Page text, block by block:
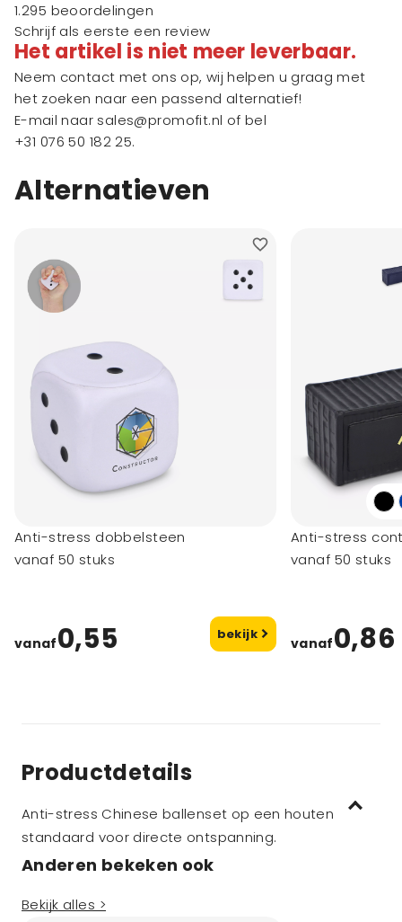
1.295 beoordelingen
Schrijf als eerste een review
Het artikel is niet meer leverbaar.
Neem contact met ons op, wij helpen u graag met
het zoeken naar een passend alternatief!
E-mail naar sales@promofit.nl of bel
+31 076 50 182 25.
Alternatieven
Anti-stress dobbelsteen
vanaf 50 stuks
vanaf0,55 bekijk
Anti-stress
vanaf 50 stuks
vanaf0,86
Productdetails
Anti-stress Chinese ballenset op een houten
standaard voor directe ontspanning.
Anderen bekeken ook
Bekijk alles >